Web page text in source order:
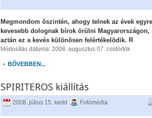
Megmondom õszintén, ahogy telnek az évek egyre
kevesebb dolognak bírok örülni Magyarországon,
aztán ez a kevés különösen felértékelõdik. R
Módosítás dátuma: 2008. augusztus 07. csütörtök
BŐVEBBEN...
SPIRITEROS kiállítás
2008. július 15. kedd Fotómédia